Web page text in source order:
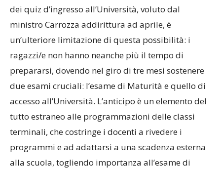
dei quiz d’ingresso all’Università, voluto dal
ministro Carrozza addirittura ad aprile, è
un’ulteriore limitazione di questa possibilità: i
ragazzi/e non hanno neanche più il tempo di
prepararsi, dovendo nel giro di tre mesi sostenere
due esami cruciali: l’esame di Maturità e quello di
accesso all’Università. L’anticipo è un elemento del
tutto estraneo alle programmazioni delle classi
terminali, che costringe i docenti a rivedere i
programmi e ad adattarsi a una scadenza esterna
alla scuola, togliendo importanza all’esame di